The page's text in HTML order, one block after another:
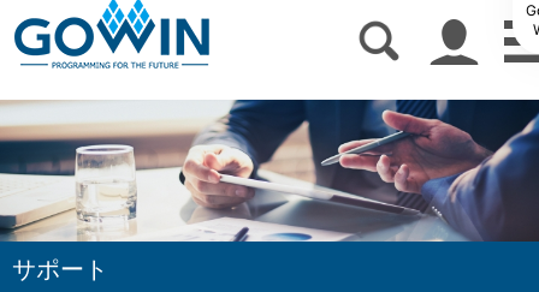
サポート